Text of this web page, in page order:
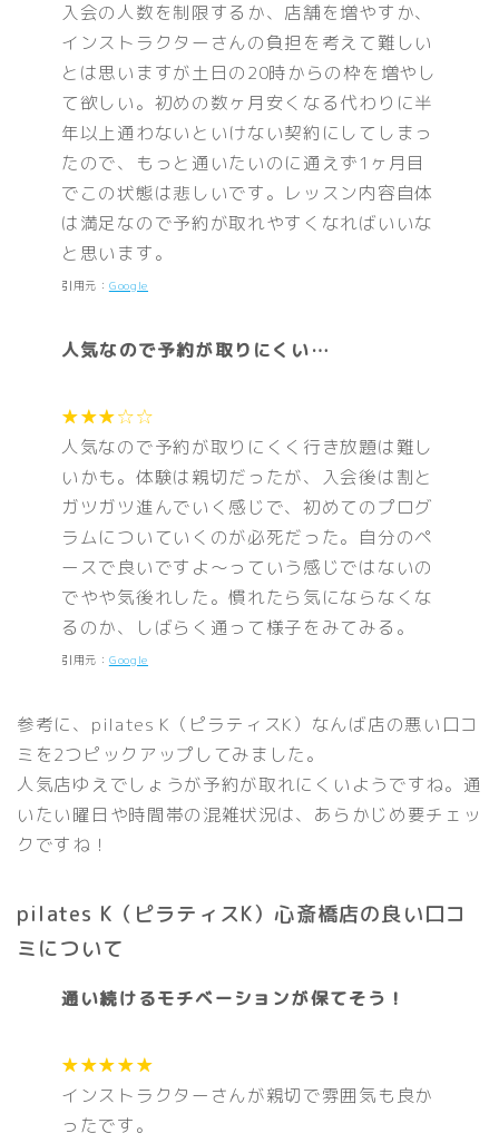
入会の人数を制限するか、店舗を増やすか、
インストラクターさんの負担を考えて難しい
とは思いますが土日の20時からの枠を増やし
て欲しい。初めの数ヶ月安くなる代わりに半
年以上通わないといけない契約にしてしまっ
たので、もっと通いたいのに通えず1ヶ月目
でこの状態は悲しいです。レッスン内容自体
は満足なので予約が取れやすくなればいいな
と思います。
引用元： Google
人気なので予約が取りにくい…
★★★☆☆
人気なので予約が取りにくく行き放題は難し
いかも。体験は親切だったが、入会後は割と
ガツガツ進んでいく感じで、初めてのプログ
ラムについていくのが必死だった。自分のペ
ースで良いですよ〜っていう感じではないの
でやや気後れした。慣れたら気にならなくな
るのか、しばらく通って様子をみてみる。
引用元： Google
参考に、pilates K（ピラティスK）なんば店の悪い口コ
ミを2つピックアップしてみました。
人気店ゆえでしょうが予約が取れにくいようですね。通
いたい曜日や時間帯の混雑状況は、あらかじめ要チェッ
クですね！
pilates K（ピラティスK）心斎橋店の良い口コ
ミについて
通い続けるモチベーションが保てそう！
★★★★★
インストラクターさんが親切で雰囲気も良か
ったです。